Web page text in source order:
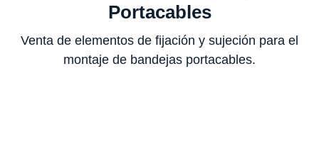
Portacables
Venta de elementos de fijación y sujeción para el
montaje de bandejas portacables.